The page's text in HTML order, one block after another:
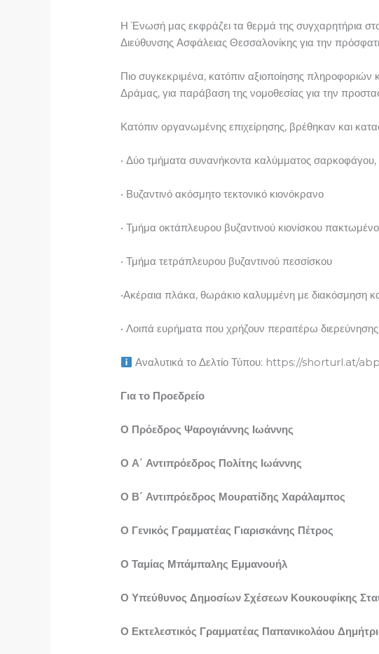
Η Ένωσή μας εκφράζει τα θερμά της συγχαρητήρια
Διεύθυνσης Ασφάλειας Θεσσαλονίκης για την
Πιο συγκεκριμένα, κατόπιν αξιοποίησης
Δράμας, για παράβαση της νομοθεσίας για την
Κατόπιν οργανωμένης επιχείρησης, βρέθηκαν και
• Δύο τμήματα συνανήκοντα καλύμματος
• Βυζαντινό ακόσμητο τεκτονικό κιονόκρανο
• Τμήμα οκτάπλευρου βυζαντινού κιονίσκου
• Τμήμα τετράπλευρου βυζαντινού πεσσίσκου
•Ακέραια πλάκα, θωράκιο καλυμμένη με διακόσμηση
• Λοιπά ευρήματα που χρήζουν περαιτέρω διερεύνησης
Αναλυτικά το Δελτίο Τύπου: https://shorturl.at/
Για το Προεδρείο
Ο Πρόεδρος Ψαρογιάννης Ιωάννης
Ο Α΄ Αντιπρόεδρος Πολίτης Ιωάννης
Ο Β΄ Αντιπρόεδρος Μουρατίδης Χαράλαμπος
Ο Γενικός Γραμματέας Γιαρισκάνης Πέτρος
Ο Ταμίας Μπάμπαλης Εμμανουήλ
Ο Υπεύθυνος Δημοσίων Σχέσεων Κουκουφίκης
Ο Εκτελεστικός Γραμματέας Παπανικολάου